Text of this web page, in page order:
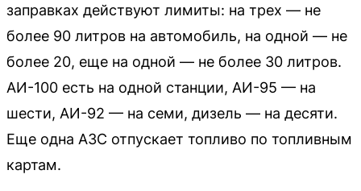
заправках действуют лимиты: на трех — не
более 90 литров на автомобиль, на одной — не
более 20, еще на одной — не более 30 литров.
АИ-100 есть на одной станции, АИ-95 — на
шести, АИ-92 — на семи, дизель — на десяти.
Еще одна АЗС отпускает топливо по топливным
картам.